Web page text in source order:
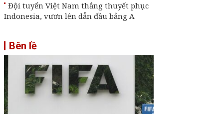
Đội tuyển Việt Nam thắng thuyết phục
Indonesia, vươn lên dẫn đầu bảng A
Bên lề